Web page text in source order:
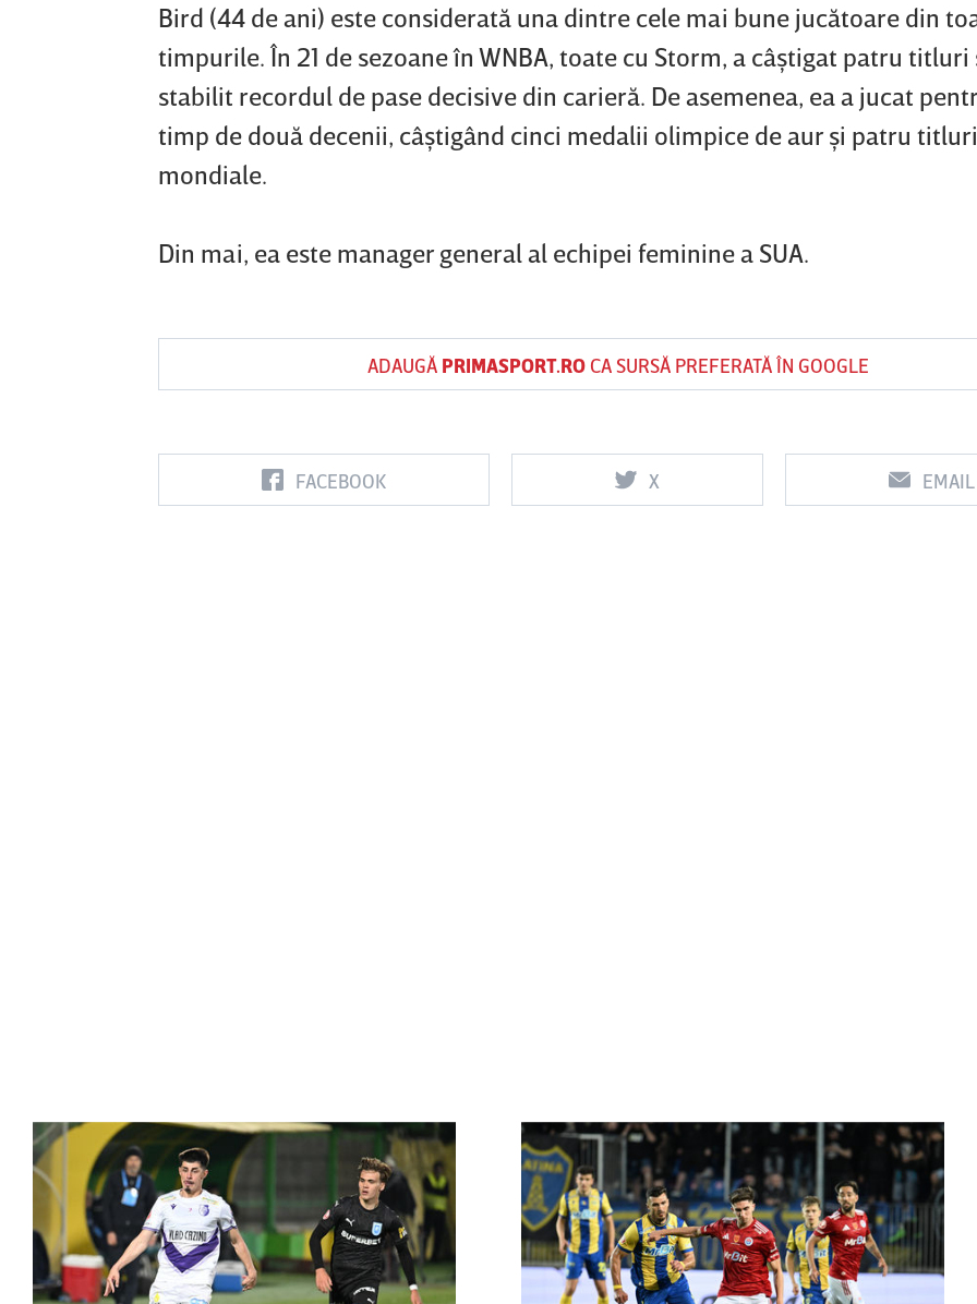
Bird (44 de ani) este considerată una dintre cele mai bune jucătoare din
timpurile. În 21 de sezoane în WNBA, toate cu Storm, a câştigat patru titluri
stabilit recordul de pase decisive din carieră. De asemenea, ea a jucat
timp de două decenii, câştigând cinci medalii olimpice de aur şi patru titluri
mondiale.
Din mai, ea este manager general al echipei feminine a SUA.
ADAUGĂ PRIMASPORT.ROCA SURSĂ PREFERATĂ ÎN GOOGLE
FACEBOOK X EMAIL